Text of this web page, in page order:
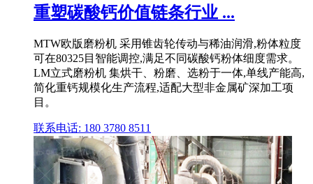
重塑碳酸钙价值链条行业 ...
MTW欧版磨粉机 采用锥齿轮传动与稀油润滑,粉体粒度
可在80325目智能调控,满足不同碳酸钙粉体细度需求。
LM立式磨粉机 集烘干、粉磨、选粉于一体,单线产能高,
简化重钙规模化生产流程,适配大型非金属矿深加工项
目。
联系电话: 180 3780 8511